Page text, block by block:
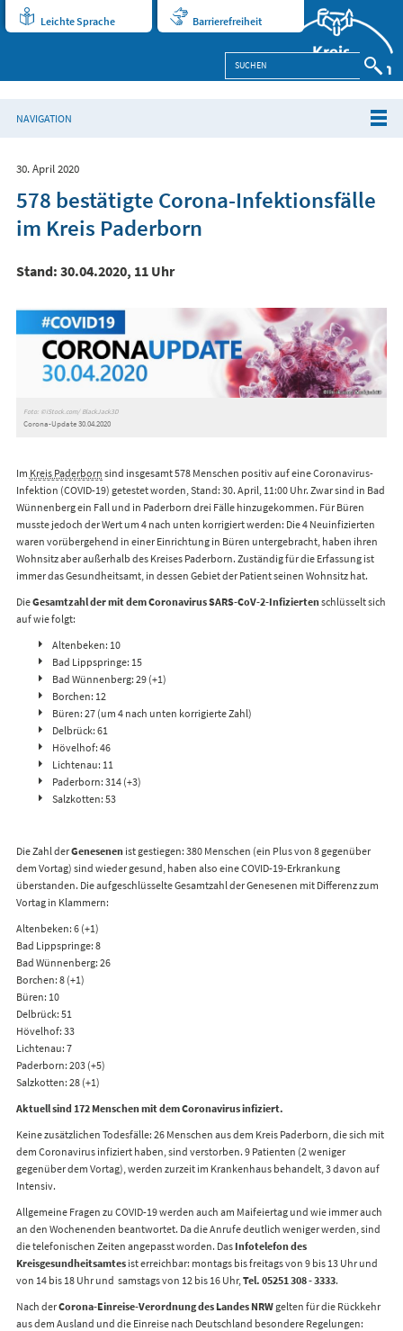
Leichte Sprache Barrierefreiheit
NAVIGATION
30. April 2020
578 bestätigte Corona-Infektionsfälle
im Kreis Paderborn
Stand: 30.04.2020, 11 Uhr
Foto: ©iStock.com/ BlackJack3D
Corona-Update 30.04.2020
Im Kreis Paderborn sind insgesamt 578 Menschen positiv auf eine Coronavirus-
Infektion (COVID-19) getestet worden, Stand: 30. April, 11:00 Uhr. Zwar sind in Bad
Wünnenberg ein Fall und in Paderborn drei Fälle hinzugekommen. Für Büren
musste jedoch der Wert um 4 nach unten korrigiert werden: Die 4 Neuinfizierten
waren vorübergehend in einer Einrichtung in Büren untergebracht, haben ihren
Wohnsitz aber außerhalb des Kreises Paderborn. Zuständig für die Erfassung ist
immer das Gesundheitsamt, in dessen Gebiet der Patient seinen Wohnsitz hat.
DieGesamtzahl der mit dem Coronavirus SARS-CoV-2-Infiziertenschlüsselt sich
auf wie folgt:
Altenbeken: 10
Bad Lippspringe: 15
Bad Wünnenberg: 29 (+1)
Borchen: 12
Büren: 27 (um 4 nach unten korrigierte Zahl)
Delbrück: 61
Hövelhof: 46
Lichtenau: 11
Paderborn: 314 (+3)
Salzkotten: 53
Die Zahl derGenesenen ist gestiegen: 380 Menschen (ein Plus von 8 gegenüber
dem Vortag) sind wieder gesund, haben also eine COVID-19-Erkrankung
überstanden. Die aufgeschlüsselte Gesamtzahl der Genesenen mit Differenz zum
Vortag in Klammern:
Altenbeken: 6 (+1)
Bad Lippspringe: 8
Bad Wünnenberg: 26
Borchen: 8 (+1)
Büren: 10
Delbrück: 51
Hövelhof: 33
Lichtenau: 7
Paderborn: 203 (+5)
Salzkotten: 28 (+1)
Aktuell sind 172 Menschen mit dem Coronavirus infiziert.
Keine zusätzlichen Todesfälle: 26 Menschen aus dem Kreis Paderborn, die sich mit
dem Coronavirus infiziert haben, sind verstorben. 9 Patienten (2 weniger
gegenüber dem Vortag), werden zurzeit im Krankenhaus behandelt, 3 davon auf
Intensiv.
Allgemeine Fragen zu COVID-19 werden auch am Maifeiertag und wie immer auch
an den Wochenenden beantwortet. Da die Anrufe deutlich weniger werden, sind
die telefonischen Zeiten angepasst worden. Das Infotelefon des
Kreisgesundheitsamtesist erreichbar: montags bis freitags von 9 bis 13 Uhr und
von 14 bis 18 Uhr und samstags von 12 bis 16 Uhr, Tel. 05251 308 - 3333.
Nach derCorona-Einreise-Verordnung des Landes NRWgelten für die Rückkehr
aus dem Ausland und die Einreise nach Deutschland besondere Regelungen: